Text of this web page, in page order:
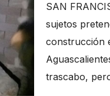
SAN
sujetos
construcción
trascabo,